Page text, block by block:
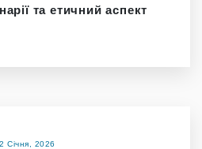
та етичний аспект
Січня, 2026